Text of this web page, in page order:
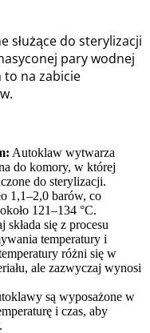
służące do sterylizacji
pary wodnej
to na zabicie
Autoklaw wytwarza
do komory, w której
do sterylizacji.
1,1–2,0 barów, co
121–134 °C.
się z procesu
temperatury i
różni się w
ale zazwyczaj wynosi
są wyposażone w
i czas, aby